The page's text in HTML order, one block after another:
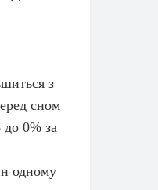
з
сном
до 0% за
одному